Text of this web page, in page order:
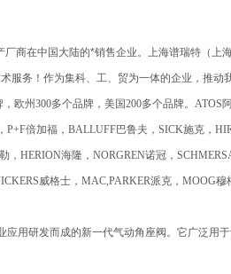
商在中国大陆的*销售企业。上海谱瑞特（上
服务！作为集科、工、贸为一体的企业，推动
欧州300多个品牌，美国200多个品牌。ATOS
倍加福，BALLUFF巴鲁夫，SICK施克，
HERION海隆，NORGREN诺冠，
威格士，MAC,PARKER派克，MOOG
用研发而成的新一代气动角座阀。它广泛用